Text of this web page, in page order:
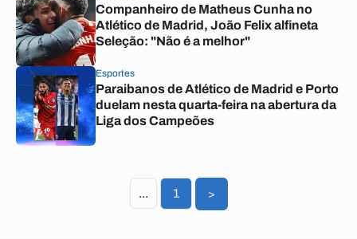
Companheiro de Matheus Cunha no
Atlético de Madrid, João Felix alfineta
Seleção: "Não é a melhor"
Esportes
Paraibanos de Atlético de Madrid e Porto
duelam nesta quarta-feira na abertura da
Liga dos Campeões
... 1 >